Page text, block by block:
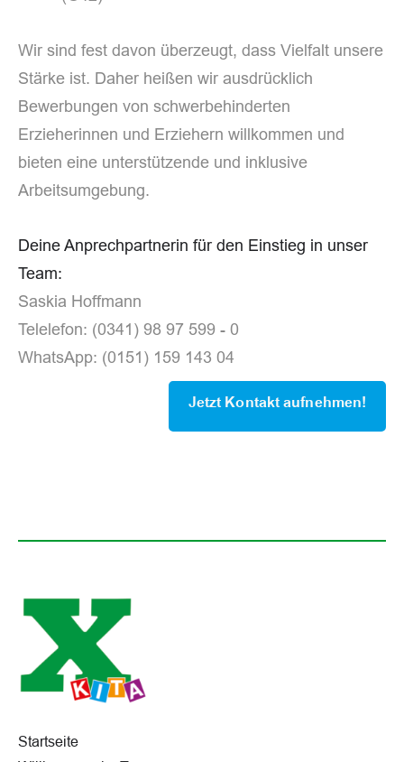
Wir sind fest davon überzeugt, dass Vielfalt unsere
Stärke ist. Daher heißen wir ausdrücklich
Bewerbungen von schwerbehinderten
Erzieherinnen und Erziehern willkommen und
bieten eine unterstützende und inklusive
Arbeitsumgebung.
Deine Anprechpartnerin für den Einstieg in unser
Team:
Saskia Hoffmann
Telelefon: (0341) 98 97 599 - 0
WhatsApp: (0151) 159 143 04
Jetzt Kontakt aufnehmen!
Startseite